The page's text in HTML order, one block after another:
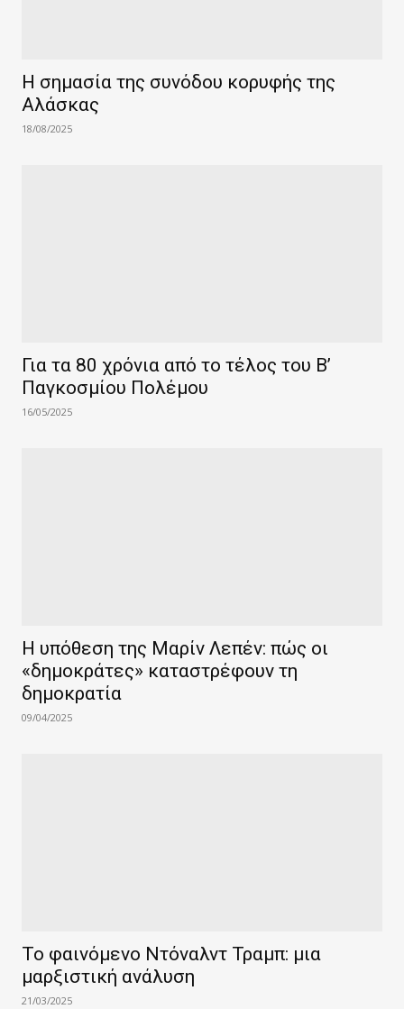
Η σημασία της συνόδου κορυφής της
Αλάσκας
18/08/2025
Για τα 80 χρόνια από το τέλος του Β’
Παγκοσμίου Πολέμου
16/05/2025
Η υπόθεση της Μαρίν Λεπέν: πώς οι
«δημοκράτες» καταστρέφουν τη
δημοκρατία
09/04/2025
Το φαινόμενο Ντόναλντ Τραμπ: μια
μαρξιστική ανάλυση
21/03/2025